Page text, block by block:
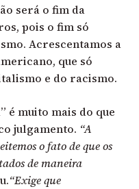
será o fim da
pois o fim só
Acrescentamos a
que só
e do racismo.
é muito mais do que
julgamento. “A
o fato de que os
de maneira
“Exige que